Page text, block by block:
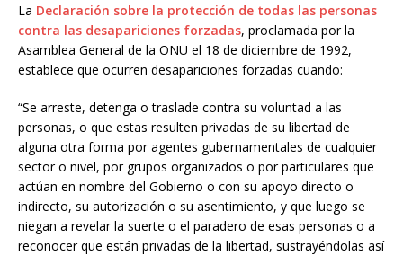
La Declaración sobre la protección de todas las personas
contra las desapariciones forzadas, proclamada por la
Asamblea General de la ONU el 18 de diciembre de 1992,
establece que ocurren desapariciones forzadas cuando:
“Se arreste, detenga o traslade contra su voluntad a las
personas, o que estas resulten privadas de su libertad de
alguna otra forma por agentes gubernamentales de cualquier
sector o nivel, por grupos organizados o por particulares que
actúan en nombre del Gobierno o con su apoyo directo o
indirecto, su autorización o su asentimiento, y que luego se
niegan a revelar la suerte o el paradero de esas personas o a
reconocer que están privadas de la libertad, sustrayéndolas así